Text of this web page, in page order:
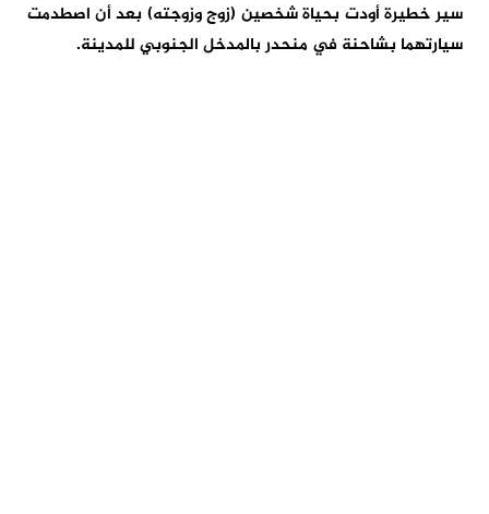
سير خطيرة أودت بحياة شخصين (زوج وزوجته) بعد أن اصطدمت
سيارتهما بشاحنة في منحدر بالمدخل الجنوبي للمدينة.